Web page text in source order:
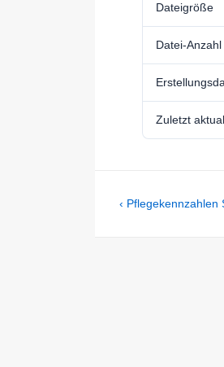
Dateigröße
Datei-Anzahl
Zuletzt
Previous
‹ Pflegekennzahlen